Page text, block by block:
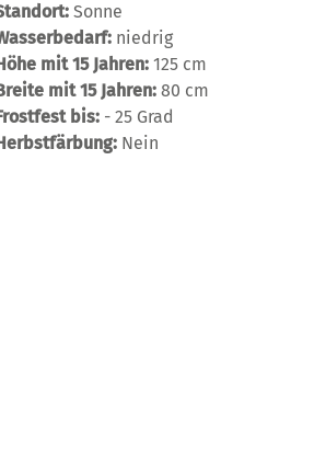
Sonne
niedrig
mit 15 Jahren:125 cm
mit 15 Jahren:80 cm
bis: - 25 Grad
Nein